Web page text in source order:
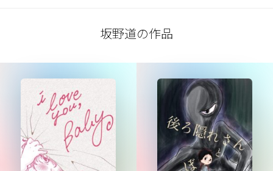
坂野道の作品